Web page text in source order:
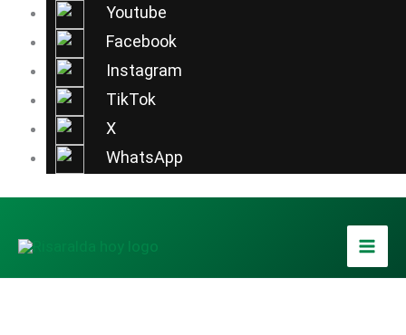
Youtube
Facebook
Instagram
TikTok
X
WhatsApp
contenido